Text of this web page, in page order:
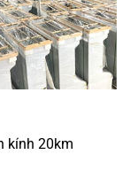
kính 20km